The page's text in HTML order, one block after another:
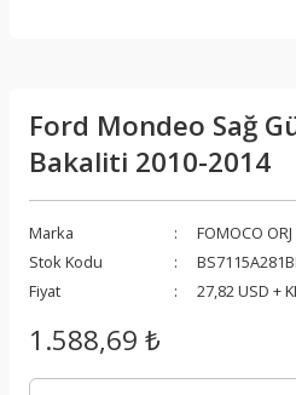
Ford Mondeo Sağ
Bakaliti 2010-2014
Marka
FOMOCO ORJ
Stok Kodu
Fiyat
27,82 USD +
1.588,69 ₺